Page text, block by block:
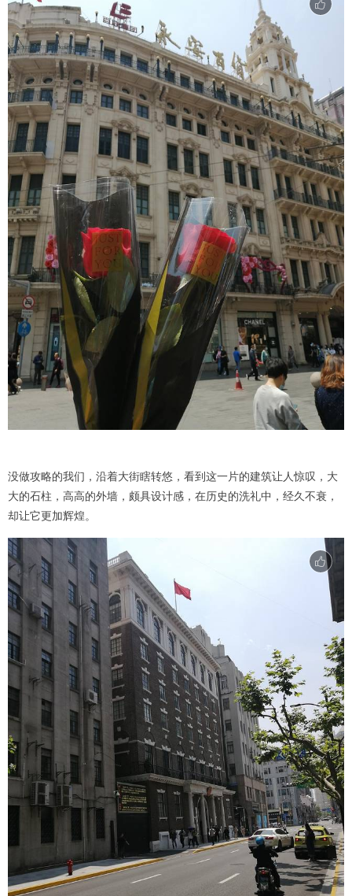
没做攻略的我们，沿着大街瞎转悠，看到这一片的建筑让人惊叹，大
大的石柱，高高的外墙，颇具设计感，在历史的洗礼中，经久不衰，
却让它更加辉煌。